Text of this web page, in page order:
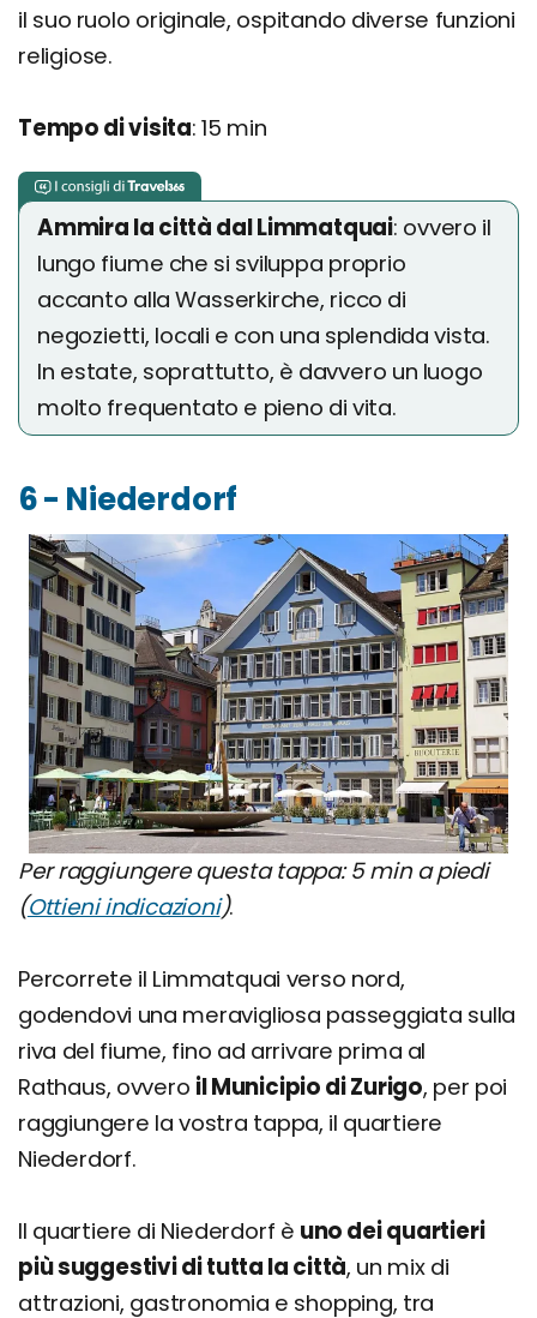
il suo ruolo originale, ospitando diverse funzioni
religiose.
Tempo di visita: 15 min
Ammira la città dal Limmatquai: ovvero il
lungo fiume che si sviluppa proprio
accanto alla Wasserkirche, ricco di
negozietti, locali e con una splendida vista.
In estate, soprattutto, è davvero un luogo
molto frequentato e pieno di vita.
6 - Niederdorf
Per raggiungere questa tappa: 5 min a piedi
(Ottieni indicazioni).
Percorrete il Limmatquai verso nord,
godendovi una meravigliosa passeggiata sulla
riva del fiume, fino ad arrivare prima al
Rathaus, ovvero il Municipio di Zurigo, per poi
raggiungere la vostra tappa, il quartiere
Niederdorf.
Il quartiere di Niederdorf è uno dei quartieri
più suggestivi di tutta la città, un mix di
attrazioni, gastronomia e shopping, tra